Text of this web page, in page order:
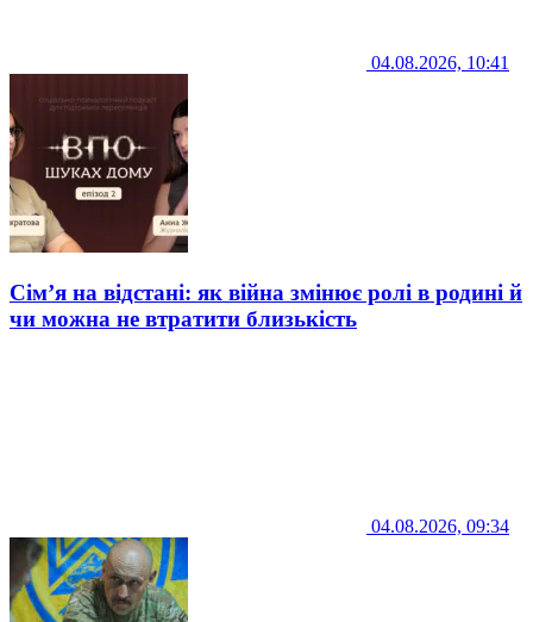
04.08.2026, 10:41
Сім’я на відстані: як війна змінює ролі в родині й
чи можна не втратити близькість
04.08.2026, 09:34